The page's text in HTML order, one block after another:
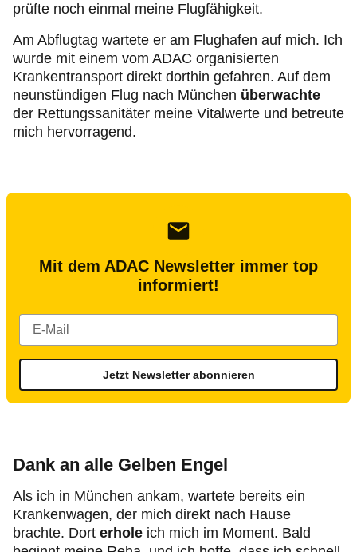
prüfte noch einmal meine Flugfähigkeit.
Am Abflugtag wartete er am Flughafen auf mich. Ich
wurde mit einem vom ADAC organisierten
Krankentransport direkt dorthin gefahren. Auf dem
neunstündigen Flug nach München überwachte
der Rettungssanitäter meine Vitalwerte und betreute
mich hervorragend.
Mit dem ADAC Newsletter immer top
informiert!
Jetzt Newsletter abonnieren
Dank an alle Gelben Engel
Als ich in München ankam, wartete bereits ein
Krankenwagen, der mich direkt nach Hause
brachte. Dort erhole ich mich im Moment. Bald